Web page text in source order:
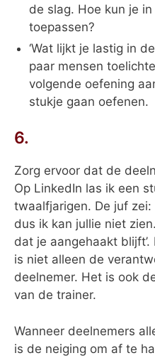
de slag. Hoe kun je
toepassen?
‘Wat lijkt je lastig in
paar mensen
volgende oefening
stukje gaan oefenen.
6.
Zorg ervoor dat de
Op LinkedIn las ik een
twaalfjarigen. De juf zei:
dus ik kan jullie niet
dat je aangehaakt
is niet alleen de
deelnemer. Het is ook
van de trainer.
Wanneer deelnemers
is de neiging om af te